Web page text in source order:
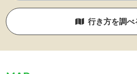
行き方を調べ